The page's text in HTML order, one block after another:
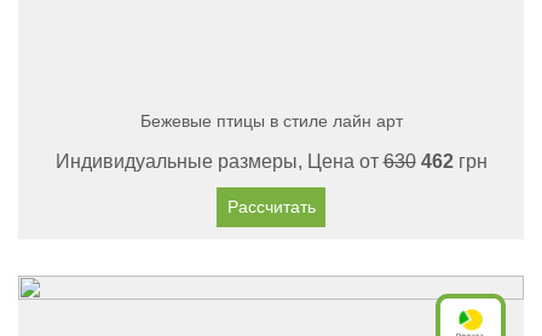
Бежевые птицы в стиле лайн арт
Индивидуальные размеры, Цена от630 462грн
Рассчитать